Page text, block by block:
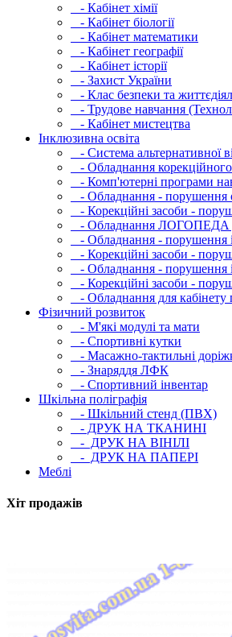
- Кабінет хімії
- Кабінет біології
- Кабінет математики
- Кабінет географії
- Кабінет історії
- Захист України
- Клас безпеки та
- Трудове навчання
- Кабінет мистецтва
Інклюзивна освіта
- Система альтернативної
- Обладнання
- Комп'ютерні програми
- Обладнання - порушення
- Корекційні засоби -
- Обладнання ЛОГОПЕДА
- Обладнання - порушення
- Корекційні засоби -
- Обладнання - порушення
- Корекційні засоби -
- Обладнання для кабінету
Фізичний розвиток
- М'які модулi та мати
- Спортивні кутки
- Масажно-тактильні
- Знаряддя ЛФК
- Спортивний інвентар
Шкільна поліграфія
- Шкільний стенд (ПВХ)
- ДРУК НА ТКАНИНІ
- ДРУК НА ВІНІЛІ
- ДРУК НА ПАПЕРІ
Меблі
Хіт продажів